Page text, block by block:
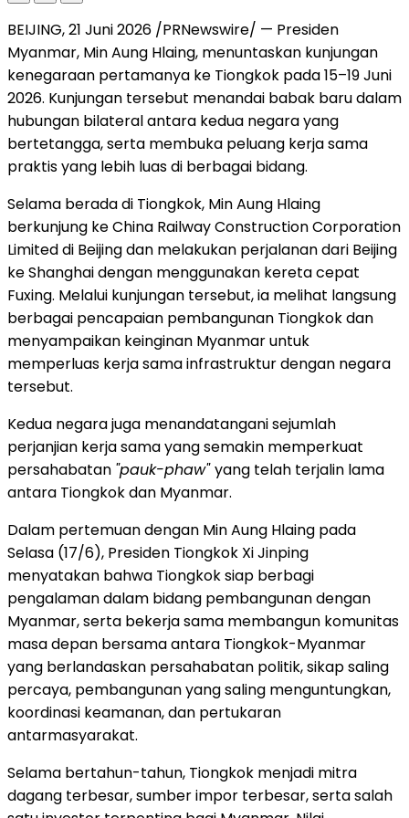
BEIJING, 21 Juni 2026 /PRNewswire/ — Presiden
Myanmar, Min Aung Hlaing, menuntaskan kunjungan
kenegaraan pertamanya ke Tiongkok pada 15–19 Juni
2026. Kunjungan tersebut menandai babak baru dalam
hubungan bilateral antara kedua negara yang
bertetangga, serta membuka peluang kerja sama
praktis yang lebih luas di berbagai bidang.
Selama berada di Tiongkok, Min Aung Hlaing
berkunjung ke China Railway Construction Corporation
Limited di Beijing dan melakukan perjalanan dari Beijing
ke Shanghai dengan menggunakan kereta cepat
Fuxing. Melalui kunjungan tersebut, ia melihat langsung
berbagai pencapaian pembangunan Tiongkok dan
menyampaikan keinginan Myanmar untuk
memperluas kerja sama infrastruktur dengan negara
tersebut.
Kedua negara juga menandatangani sejumlah
perjanjian kerja sama yang semakin memperkuat
persahabatan "pauk-phaw"yang telah terjalin lama
antara Tiongkok dan Myanmar.
Dalam pertemuan dengan Min Aung Hlaing pada
Selasa (17/6), Presiden Tiongkok Xi Jinping
menyatakan bahwa Tiongkok siap berbagi
pengalaman dalam bidang pembangunan dengan
Myanmar, serta bekerja sama membangun komunitas
masa depan bersama antara Tiongkok-Myanmar
yang berlandaskan persahabatan politik, sikap saling
percaya, pembangunan yang saling menguntungkan,
koordinasi keamanan, dan pertukaran
antarmasyarakat.
Selama bertahun-tahun, Tiongkok menjadi mitra
dagang terbesar, sumber impor terbesar, serta salah